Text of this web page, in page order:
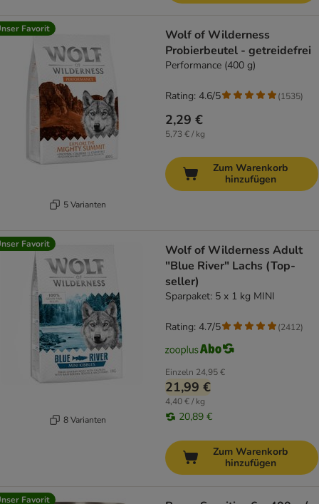
Favorit
5 Varianten
Wolf of Wilderness
Probierbeutel - getreidefrei
Performance (400 g)
2,29 €
5,73 € / kg
Rating: 4.6/5 (1535)
Zum Warenkorb
hinzufügen
Favorit
8 Varianten
Wolf of Wilderness Adult
"Blue River" Lachs (Top-
seller)
Sparpaket: 5 x 1 kg MINI
Einzeln 24,95 €
21,99 €
4,40 € / kg
20,89 €
Rating: 4.7/5 (2412)
Zum Warenkorb
hinzufügen
Favorit